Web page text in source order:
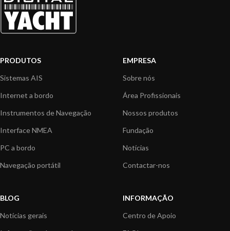
PRODUTOS
Sistemas AIS
Internet a bordo
Instrumentos de Navegação
Interface NMEA
PC a bordo
Navegação portátil
EMPRESA
Sobre nós
Área Profissionais
Nossos produtos
Fundação
Notícias
Contactar-nos
BLOG
Notícias gerais
INFORMAÇÃO
Centro de Apoio